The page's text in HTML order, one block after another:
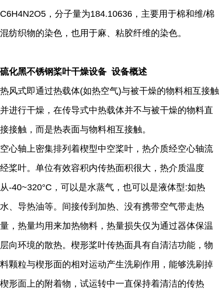
C6H4N2O5，分子量为184.10636，主要用于棉和维/棉
混纺织物的染色，也用于麻、粘胶纤维的染色。
硫化黑不锈钢桨叶干燥设备 设备概述
热风式即通过热载体(如热空气)与被干燥的物料相互接触
并进行干燥，在传导式中热载体并不与被干燥的物料直
接接触，而是热表面与物料相互接触。
空心轴上密集排列着楔型中空桨叶，热介质经空心轴流
经桨叶。单位有效容积内传热面积很大，热介质温度
从-40~320°C，可以是水蒸气，也可以是液体型:如热
水、导热油等。间接传到加热、没有携带空气带走热
量，热量均用来加热物料，热量损失仅为通过器体保温
层向环境的散热。楔形桨叶传热面具有自清洁功能，物
料颗粒与楔形面的相对运动产生洗刷作用，能够洗刷掉
楔形面上的附着物，试运转中一直保持着清洁的传热